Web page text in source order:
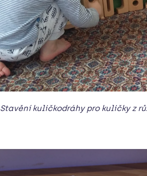
Stavění kuličkodráhy pro kuličky z